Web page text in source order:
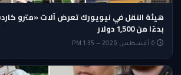
هيئة النقل في نيويورك تعرض آلات «مترو
بدءًا من 1,500 دولار